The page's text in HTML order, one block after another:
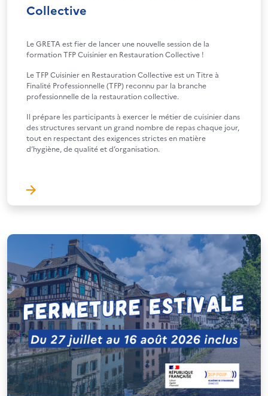
Collective
Le GRETA est fier de lancer une nouvelle session de la
formation TFP Cuisinier en Restauration Collective !
Le TFP Cuisinier en Restauration Collective est un Titre à
Finalité Professionnelle (TFP) reconnu par la branche
professionnelle de la restauration collective.
Il prépare les participants à exercer le métier de cuisinier dans
des structures servant un grand nombre de repas chaque jour,
tout en respectant des exigences strictes en matière
d’hygiène, de qualité et d’organisation.